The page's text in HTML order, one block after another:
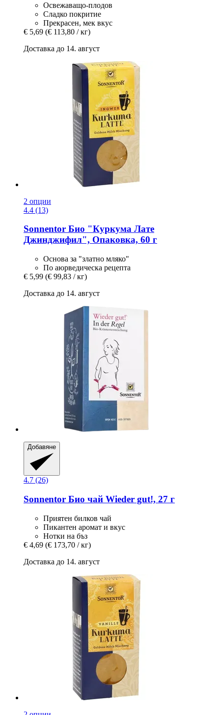
Освежаващо-плодов
Сладко покритие
Прекрасен, мек вкус
€ 5,69 (€ 113,80 / кг)
Доставка до 14. август
2 опции
4.4 (13)
Sonnentor Био "Куркума Лате
Джинджифил", Опаковка, 60 г
Основа за "златно мляко"
По аюрведическа рецепта
€ 5,99 (€ 99,83 / кг)
Доставка до 14. август
Добавяне
4.7 (26)
Sonnentor Био чай Wieder gut!, 27 г
Приятен билков чай
Пикантен аромат и вкус
Нотки на бъз
€ 4,69 (€ 173,70 / кг)
Доставка до 14. август